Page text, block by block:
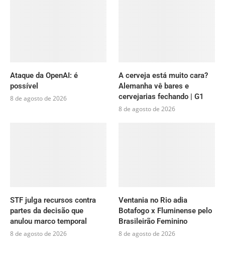
Ataque da OpenAI: é
possível
8 de agosto de 2026
A cerveja está muito cara?
Alemanha vê bares e
cervejarias fechando | G1
8 de agosto de 2026
STF julga recursos contra
partes da decisão que
anulou marco temporal
8 de agosto de 2026
Ventania no Rio adia
Botafogo x Fluminense pelo
Brasileirão Feminino
8 de agosto de 2026